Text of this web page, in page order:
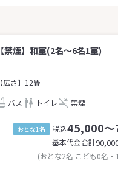
【禁煙】和室(2名～6名1室)
【広さ】12畳
バス トイレ 禁煙
おとな1名 税込45,000
基本代金合計
(おとな2名 こども0名